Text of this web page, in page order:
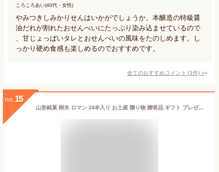
ころころあい(40代・女性)
やみつきしみかりせんはいかがでしょうか。本醸造の特級醤
油だれが割れたおせんべいにたっぷり染み込ませているので
、甘じょっぱいタレとおせんべいの風味をたのしめます。し
っかり硬め食感も楽しめるのでおすすめです。
全てのおすすめコメント (1件) >
no. 15
山形銘菓 樹氷 ロマン 24本入り お土産 贈り物 贈答品 ギフト プレゼント